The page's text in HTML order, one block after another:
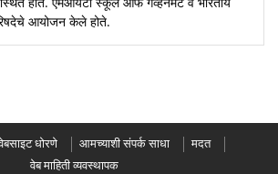
आयोजन केले होते.
धोरणे आमच्याशी संपर्क साधा
मदत
वेब माहिती व्यवस्थापक